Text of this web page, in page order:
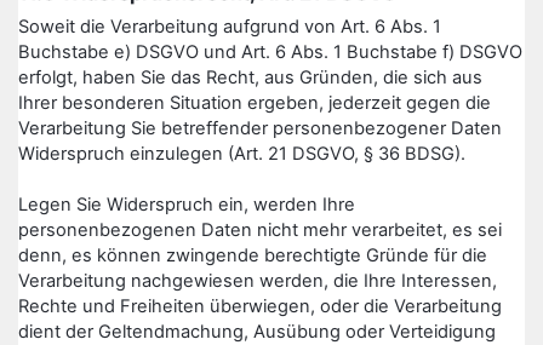
Soweit die Verarbeitung aufgrund von Art. 6 Abs. 1
Buchstabe e) DSGVO und Art. 6 Abs. 1 Buchstabe f) DSGVO
erfolgt, haben Sie das Recht, aus Gründen, die sich aus
Ihrer besonderen Situation ergeben, jederzeit gegen die
Verarbeitung Sie betreffender personenbezogener Daten
Widerspruch einzulegen (Art. 21 DSGVO, § 36 BDSG).
Legen Sie Widerspruch ein, werden Ihre
personenbezogenen Daten nicht mehr verarbeitet, es sei
denn, es können zwingende berechtigte Gründe für die
Verarbeitung nachgewiesen werden, die Ihre Interessen,
Rechte und Freiheiten überwiegen, oder die Verarbeitung
dient der Geltendmachung, Ausübung oder Verteidigung